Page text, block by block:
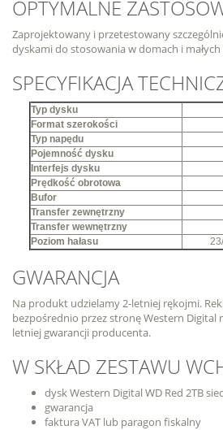
OPTYMALNE
Zaprojektowany i przetestowany
dyskami do stosowania w domach i
SPECYFIKACJA
Typ dysku
Format szerokości
Typ napędu
Pojemność dysku
Interfejs dysku
Prędkość obrotowa
Bufor
Transfer zewnętrzny
Transfer wewnętrzny
Poziom hałasu
GWARANCJA
Na produkt udzielamy 2-letniej rękojmi.
bezpośrednio przez stronę Western Digital
letniej gwarancji producenta.
W SKŁAD ZESTAWU
dysk Western Digital WD Red 2TB
gwarancja
faktura VAT lub paragon fiskalny